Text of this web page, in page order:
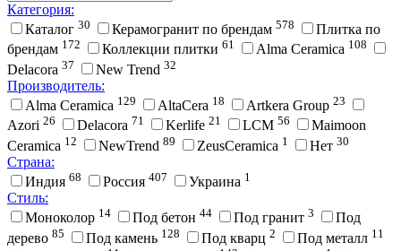
Категория:
Каталог 30 Керамогранит по брендам 578
Плитка по
брендам 172 Коллекции плитки 61 Alma Ceramica 108
Delacora 37 New Trend 32
Производитель:
Alma Ceramica 129 AltaCera 18 Artkera Group 23
Azori 26 Delacora 71 Kerlife 21 LCM 56
Maimoon
Ceramica 12 NewTrend 89 ZeusCeramica 1 Нет 30
Страна:
Индия 68 Россия 407 Украина 1
Стиль:
Моноколор 14 Под бетон 44 Под гранит 3
Под
дерево 85 Под камень 128 Под кварц 2 Под металл 11